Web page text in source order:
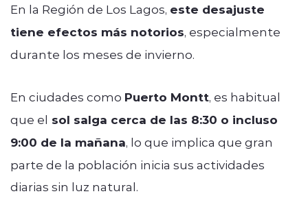
En la Región de Los Lagos, este desajuste
tiene efectos más notorios, especialmente
durante los meses de invierno.
En ciudades como Puerto Montt, es habitual
que el sol salga cerca de las 8:30 o incluso
9:00 de la mañana, lo que implica que gran
parte de la población inicia sus actividades
diarias sin luz natural.